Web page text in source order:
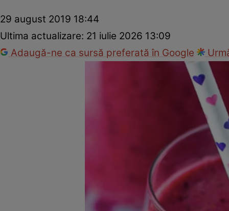
29 august 2019 18:44
Ultima actualizare: 21 iulie 2026 13:09
Adaugă-ne ca sursă preferată în Google